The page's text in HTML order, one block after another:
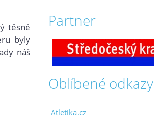
Partner
Oblíbené odkazy
Atletika.cz
těsně
byly
náš